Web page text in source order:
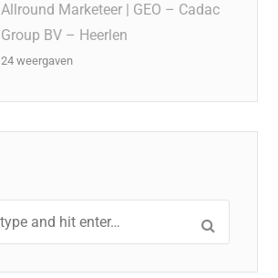
Allround Marketeer | GEO – Cadac
Group BV – Heerlen
24 weergaven